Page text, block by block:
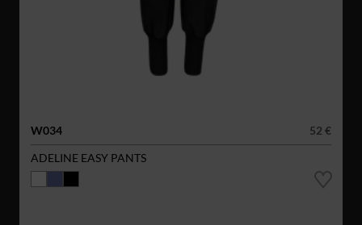
W034
52 €
ADELINE EASY PANTS